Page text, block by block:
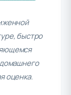
быстро
оценка.